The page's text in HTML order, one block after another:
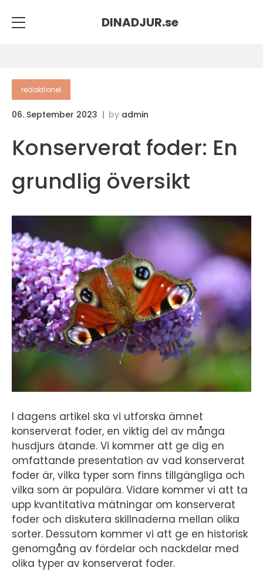
DINADJUR.se
redaktionel
06. September 2023 by admin
Konserverat foder: En
grundlig översikt
I dagens artikel ska vi utforska ämnet
konserverat foder, en viktig del av många
husdjurs ätande. Vi kommer att ge dig en
omfattande presentation av vad konserverat
foder är, vilka typer som finns tillgängliga och
vilka som är populära. Vidare kommer vi att ta
upp kvantitativa mätningar om konserverat
foder och diskutera skillnaderna mellan olika
sorter. Dessutom kommer vi att ge en historisk
genomgång av fördelar och nackdelar med
olika typer av konserverat foder.